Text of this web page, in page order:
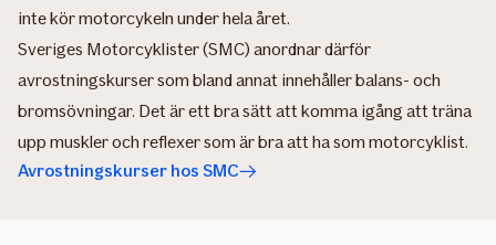
inte kör motorcykeln under hela året.
Sveriges Motorcyklister (SMC) anordnar därför
avrostningskurser som bland annat innehåller balans- och
bromsövningar. Det är ett bra sätt att komma igång att träna
upp muskler och reflexer som är bra att ha som motorcyklist.
Avrostningskurser hos SMC